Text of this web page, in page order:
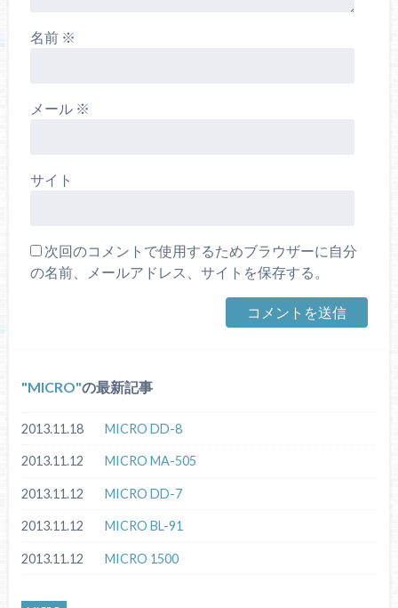
名前 ※
メール ※
サイト
次回のコメントで使用するためブラウザーに自分
の名前、メールアドレス、サイトを保存する。
MICRO の最新記事
2013.11.18 MICRO DD-8
2013.11.12 MICRO MA-505
2013.11.12 MICRO DD-7
2013.11.12 MICRO BL-91
2013.11.12 MICRO 1500